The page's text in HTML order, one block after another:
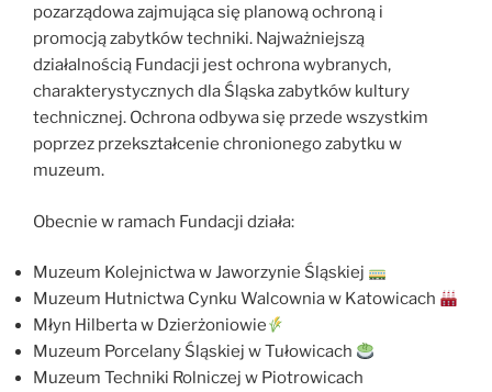
pozarządowa zajmująca się planową ochroną i
promocją zabytków techniki. Najważniejszą
działalnością Fundacji jest ochrona wybranych,
charakterystycznych dla Śląska zabytków kultury
technicznej. Ochrona odbywa się przede wszystkim
poprzez przekształcenie chronionego zabytku w
muzeum.
Obecnie w ramach Fundacji działa:
Muzeum Kolejnictwa w Jaworzynie Śląskiej
Muzeum Hutnictwa Cynku Walcownia w Katowicach
Młyn Hilberta w Dzierżoniowie
Muzeum Porcelany Śląskiej w Tułowicach
Muzeum Techniki Rolniczej w Piotrowicach